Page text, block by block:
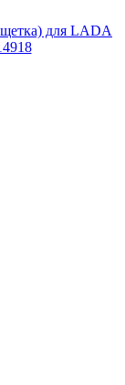
щетка) для LADA